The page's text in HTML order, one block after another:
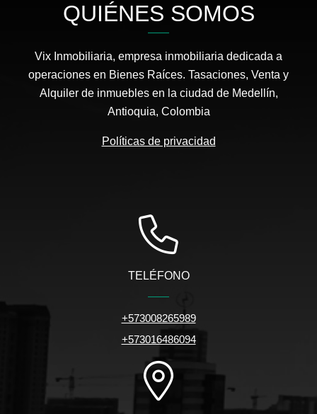
QUIÉNES SOMOS
Vix Inmobiliaria, empresa inmobiliaria dedicada a
operaciones en Bienes Raíces. Tasaciones, Venta y
Alquiler de inmuebles en la ciudad de Medellín,
Antioquia, Colombia
Políticas de privacidad
TELÉFONO
+573008265989
+573016486094